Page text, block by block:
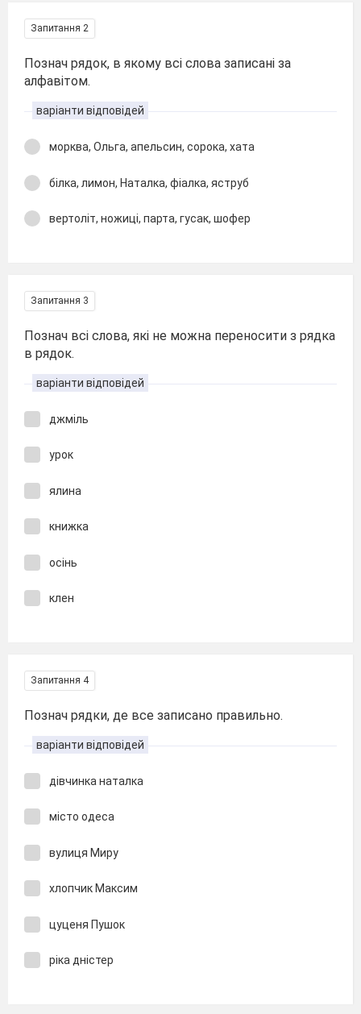
Запитання 2
Познач рядок, в якому всі слова записані за
алфавітом.
варіанти відповідей
морква, Ольга, апельсин, сорока, хата
білка, лимон, Наталка, фіалка, яструб
вертоліт, ножиці, парта, гусак, шофер
Запитання 3
Познач всі слова, які не можна переносити з рядка
в рядок.
варіанти відповідей
джміль
урок
ялина
книжка
осінь
клен
Запитання 4
Познач рядки, де все записано правильно.
варіанти відповідей
дівчинка наталка
місто одеса
вулиця Миру
хлопчик Максим
цуценя Пушок
ріка дністер